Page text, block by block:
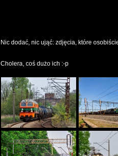
Nic dodać, nic ująć: zdjęcia, które
Cholera, coś dużo ich :-p